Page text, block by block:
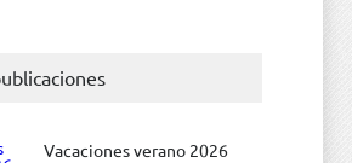
Vacaciones verano 2026